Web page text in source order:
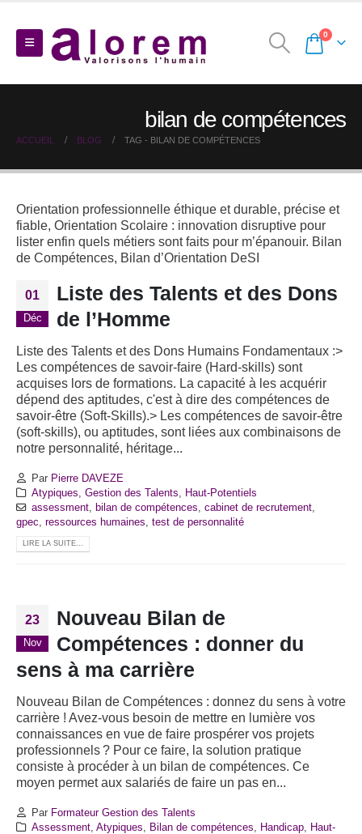
0
bilan de compétences
ACCUEIL BLOG TAG - BILAN DE COMPÉTENCES
Orientation professionnelle éthique et durable, précise et
fiable, Orientation Scolaire : innovation disruptive pour
lister enfin quels métiers sont faits pour m’épanouir. Bilan
de Compétences, Bilan d’Orientation DeSI
01
Déc
Liste des Talents et des Dons
de l’Homme
Liste des Talents et des Dons Humains Fondamentaux :>
Les compétences de savoir-faire (Hard-skills) sont
acquises lors de formations. La capacité à les acquérir
dépend des aptitudes, c'est à dire des compétences de
savoir-être (Soft-Skills).> Les compétences de savoir-être
(soft-skills), ou aptitudes, sont liées aux combinaisons de
notre personnalité, héritage...
Par Pierre DAVEZE
Atypiques
Gestion des Talents
Haut-Potentiels
assessment, bilan de compétences cabinet de recrutement,
gpec
ressources humaines test de personnalité
LIRE LA SUITE...
23
Nov
Nouveau Bilan de
Compétences : donner du
sens à ma carrière
Nouveau Bilan de Compétences : donnez du sens à votre
carrière ! Avez-vous besoin de mettre en lumière vos
connaissances en vue de faire prospérer vos projets
professionnels ? Pour ce faire, la solution pratique
consiste à procéder à un bilan de compétences. Ce
moyen permet aux salariés de faire un pas en...
Par Formateur Gestion des Talents
Assessment, Atypiques Bilan de compétences Handicap,
Haut-